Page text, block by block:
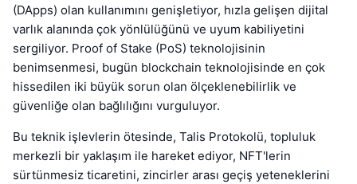
(DApps) olan kullanımını genişletiyor, hızla gelişen dijital
varlık alanında çok yönlülüğünü ve uyum kabiliyetini
sergiliyor. Proof of Stake (PoS) teknolojisinin
benimsenmesi, bugün blockchain teknolojisinde en çok
hissedilen iki büyük sorun olan ölçeklenebilirlik ve
güvenliğe olan bağlılığını vurguluyor.
Bu teknik işlevlerin ötesinde, Talis Protokolü, topluluk
merkezli bir yaklaşım ile hareket ediyor, NFT'lerin
sürtünmesiz ticaretini, zincirler arası geçiş yeteneklerini